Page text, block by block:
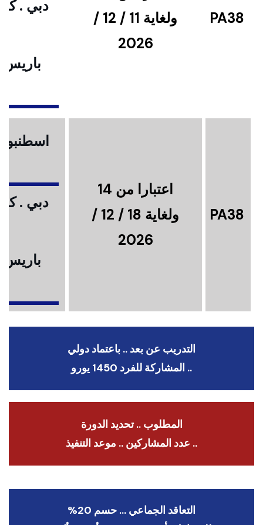
PA38
ولغاية 11 / 12 /
2026
دبي .
باريس
PA38
اعتبارا من 14
ولغاية 18 / 12 /
2026
دبي .
باريس
التدريب عن بعد .. باعتماد دولي
.. المشاركة للفرد 1450 يورو
المطلوب .. تحديد الدورة
.. عدد المشاركين .. موعد التنفيذ
التعاقد الجماعي … حسم 20%